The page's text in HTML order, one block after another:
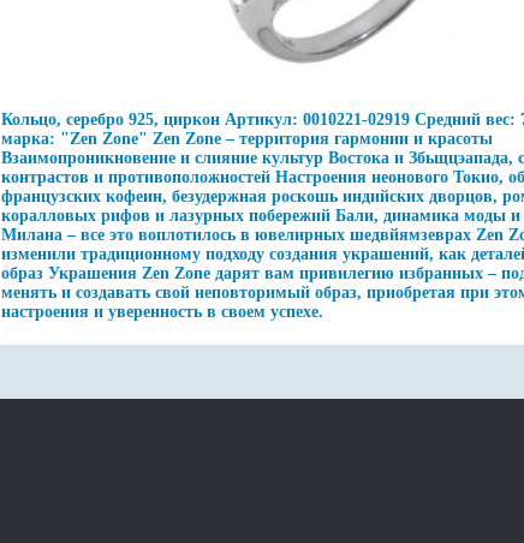
Кольцо, серебро 925, циркон Артикул: 0010221-02919 Средний вес:
марка: "Zen Zone" Zen Zone – территория гармонии и красоты
Взаимопроникновение и слияние культур Востока и Збьщцэапада,
контрастов и противоположностей Настроения неонового Токио,
французских кофеин, безудержная роскошь индийских дворцов,
коралловых рифов и лазурных побережий Бали, динамика моды и
Милана – все это воплотилось в ювелирных шедвйямзеврах Zen
изменили традиционному подходу создания украшений, как
образ Украшения Zen Zone дарят вам привилегию избранных –
менять и создавать свой неповторимый образ, приобретая при
настроения и уверенность в своем успехе.